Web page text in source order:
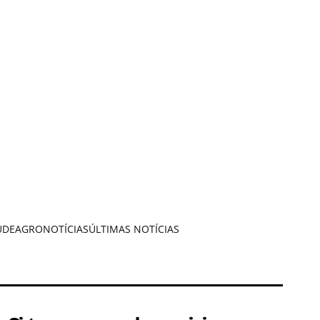
AGRONOTÍCIASÚLTIMAS NOTÍCIAS